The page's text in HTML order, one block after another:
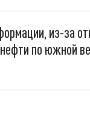
из-за
по южной